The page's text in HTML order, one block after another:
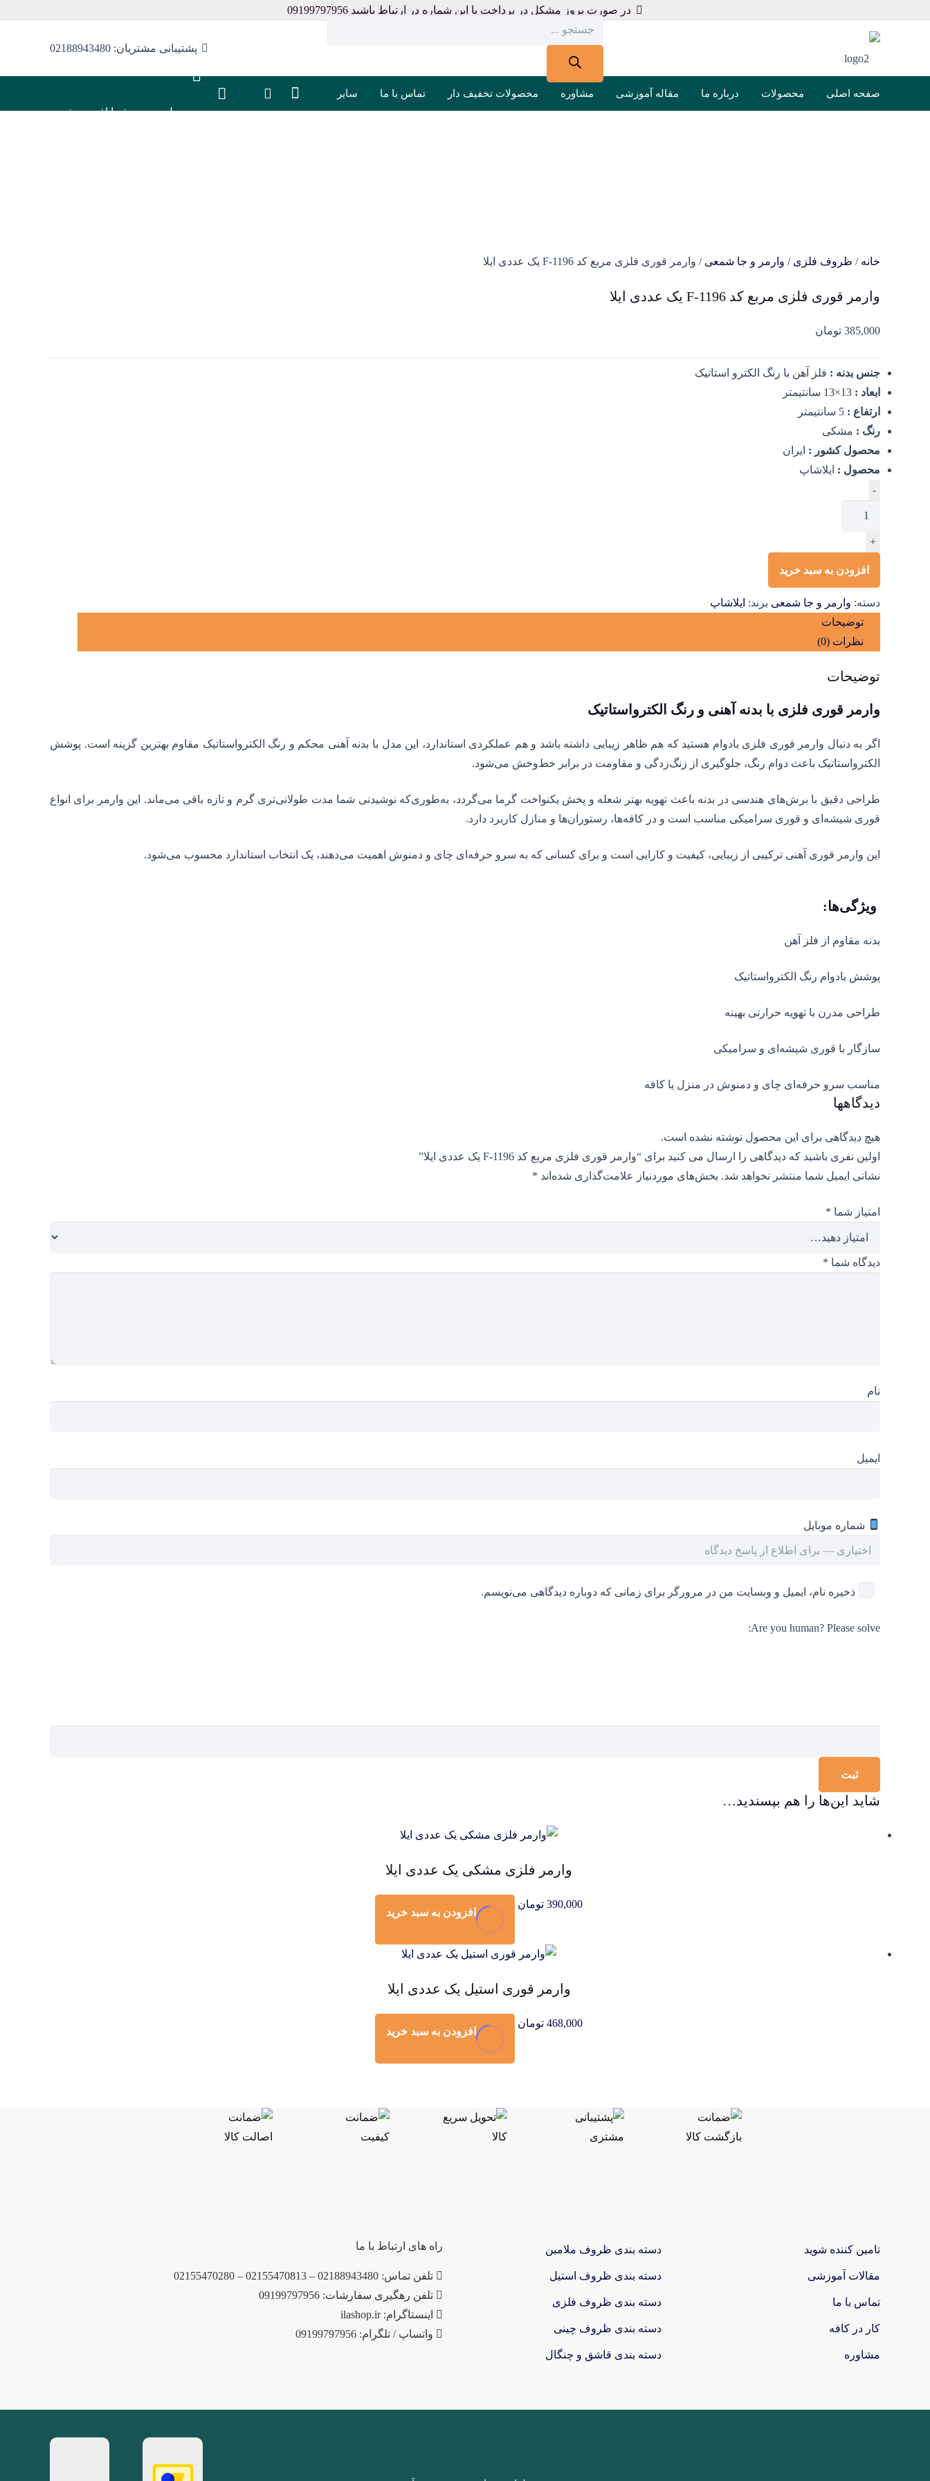
در صورت بروز مشکل در پرداخت با این شماره در ارتباط باشید 09199797956
search
پشتیبانی مشتریان: 02188943480
صفحه اصلی محصولات درباره ما مقاله آموزشی مشاوره محصولات تخفیف دار تماس با ما سایر
محصولبه سبد شما افزوده شد.
خانه / ظروف فلزی / وارمر و جا شمعی / وارمر قوری فلزی مربع کد F-1196 یک عددی ایلا
وارمر قوری فلزی مربع کد F-1196 یک عددی ایلا
385,000 تومان
جنس بدنه : فلز آهن با رنگ الکترو استاتیک
ابعاد :
ارتفاع :
رنگ : مشکی
محصول کشور : ایران
محصول : ایلاشاپ
وارمر
مربع
F-
1196
عددی
عدد
-
+
افزودن به سبد خرید
دسته: وارمر و جا شمعی برند: ایلاشاپ
توضیحات
نظرات (0)
توضیحات
وارمر قوری فلزی با بدنه آهنی و رنگ الکترواستاتیک
اگر به دنبال وارمر قوری فلزی بادوام هستید که هم ظاهر زیبایی داشته باشد و هم عملکردی استاندارد، این مدل با بدنه آهنی محکم و رنگ الکترواستاتیک مقاوم بهترین گزینه است. پوشش
الکترواستاتیک باعث دوام رنگ، جلوگیری از زنگ‌زدگی و مقاومت در برابر خط‌و‌خش می‌شود.
طراحی دقیق با برش‌های هندسی در بدنه باعث تهویه بهتر شعله و پخش یکنواخت گرما می‌گردد، به‌طوری‌که نوشیدنی شما مدت طولانی‌تری گرم و تازه باقی می‌ماند. این وارمر برای انواع
قوری شیشه‌ای و قوری سرامیکی مناسب است و در کافه‌ها، رستوران‌ها و منازل کاربرد دارد.
این وارمر قوری آهنی ترکیبی از زیبایی، کیفیت و کارایی است و برای کسانی که به سرو حرفه‌ای چای و دمنوش اهمیت می‌دهند، یک انتخاب استاندارد محسوب می‌شود.
ویژگی‌ها:
بدنه مقاوم از فلز آهن
پوشش بادوام رنگ الکترواستاتیک
طراحی مدرن با تهویه حرارتی بهینه
سازگار با قوری شیشه‌ای و سرامیکی
مناسب سرو حرفه‌ای چای و دمنوش در منزل یا کافه
دیدگاهها
هیچ دیدگاهی برای این محصول نوشته نشده است.
اولین نفری باشید که دیدگاهی را ارسال می کنید برای “وارمر قوری فلزی مربع کد F-1196 یک عددی ایلا”
نشانی ایمیل شما منتشر نخواهد شد. بخش‌های موردنیاز علامت‌گذاری شده‌اند *
امتیاز شما *
دیدگاه شما *
نام
ایمیل
شماره موبایل
ذخیره نام، ایمیل و وبسایت من در مرورگر برای زمانی که دوباره دیدگاهی می‌نویسم.
Are you human? Please solve:
شاید این‌ها را هم بپسندید…
وارمر فلزی مشکی یک عددی ایلا
390,000 تومان
افزودن به سبد خرید
وارمر قوری استیل یک عددی ایلا
468,000 تومان
افزودن به سبد خرید
تامین کننده شوید
مقالات آموزشی
تماس با ما
کار در کافه
مشاوره
دسته بندی ظروف ملامین
دسته بندی ظروف استیل
دسته بندی ظروف فلزی
دسته بندی ظروف چینی
دسته بندی قاشق و چنگال
راه های ارتباط با ما
تلفن تماس: 02188943480 – 02155470813 – 02155470280
تلفن رهگیری سفارشات: 09199797956
اینستاگرام: ilashop.ir
واتساپ / تلگرام: 09199797956